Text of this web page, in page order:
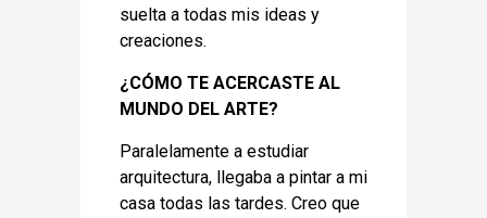
suelta a todas mis ideas y
creaciones.
¿CÓMO TE ACERCASTE AL
MUNDO DEL ARTE?
Paralelamente a estudiar
arquitectura, llegaba a pintar a mi
casa todas las tardes. Creo que